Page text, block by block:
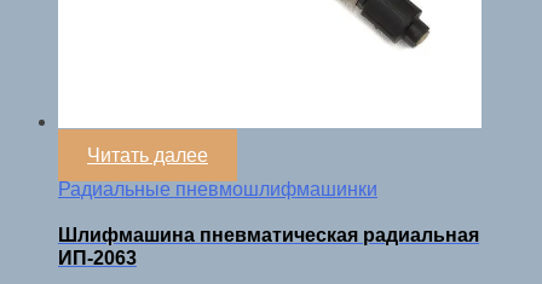
Читать далее
Радиальные пневмошлифмашинки
Шлифмашина пневматическая радиальная
ИП-2063